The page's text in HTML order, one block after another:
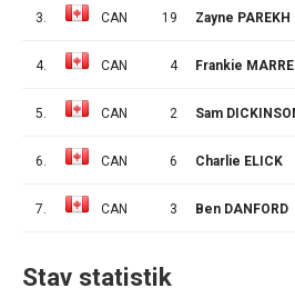
3. CAN 19 Zayne PAREKH
4. CAN 4 Frankie
5. CAN 2 Sam
6. CAN 6 Charlie ELICK
7. CAN 3 Ben DANFORD
Stav statistik